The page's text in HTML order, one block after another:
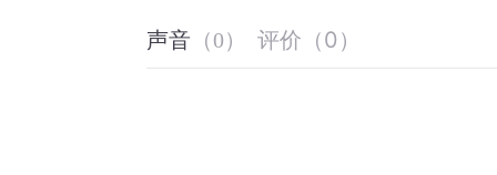
声音 （0） 评价 （0 ）